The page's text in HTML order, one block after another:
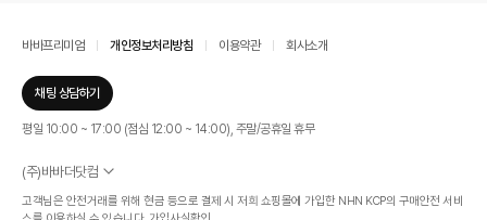
바바프리미엄 개인정보처리방침 이용약관 회사소개
채팅 상담하기
평일 10:00 ~ 17:00 (점심 12:00 ~ 14:00), 주말/공휴일 휴무
(주)바바더닷컴
서울특별시 서초구 신반포로 339, 논현빌딩 (대표이사 : 문인식)
사업자 등록번호 569-86-01308
고객님은 안전거래를 위해 현금 등으로 결제 시 저희 쇼핑몰에 가입한 NHN KCP의 구매안전 서비